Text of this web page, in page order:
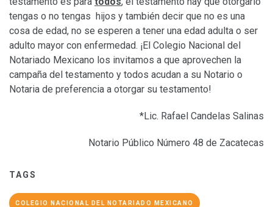
tengas o no tengas hijos y también decir que no es una
cosa de edad, no se esperen a tener una edad adulta o ser
adulto mayor con enfermedad. ¡El Colegio Nacional del
Notariado Mexicano los invitamos a que aprovechen la
campaña del testamento y todos acudan a su Notario o
Notaria de preferencia a otorgar su testamento!
*Lic. Rafael Candelas Salinas
Notario Público Número 48 de Zacatecas
TAGS
COLEGIO NACIONAL DEL NOTARIADO MEXICANO